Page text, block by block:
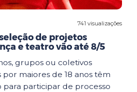
741 visualizações
de projetos
e teatro vão até 8/5
grupos ou coletivos
maiores de 18 anos têm
para participar de processo